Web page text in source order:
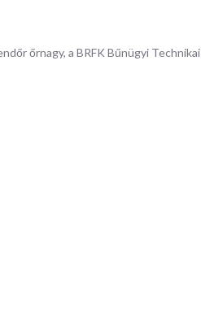
őrnagy, a BRFK Bűnügyi Technikai
jelenségeket színekkel,...